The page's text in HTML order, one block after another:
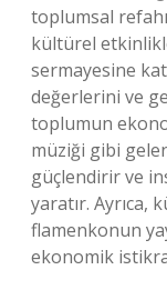
toplumsal
kültürel
sermayesine
değerlerini ve
toplumun
müziği gibi
güçlendirir ve
yaratır. Ayrıca,
flamenkonun
ekonomik